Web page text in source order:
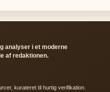
analyser i et moderne
af redaktionen.
kurateret til hurtig verifikation.